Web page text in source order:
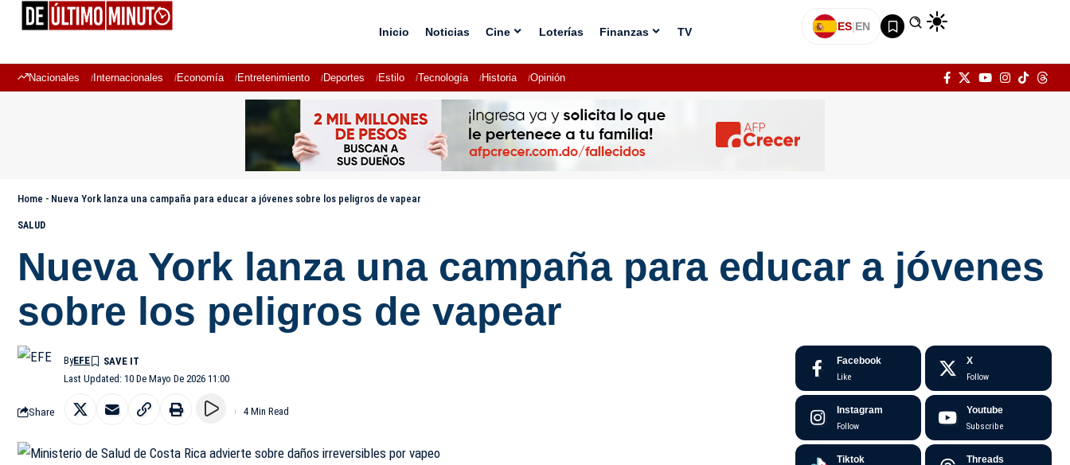
Inicio Noticias Cine Loterías Finanzas TV ES|EN
Nacionales Internacionales Economía Entretenimiento Deportes Estilo Tecnología Historia Opinión
Home - Nueva York lanza una campaña para educar a jóvenes sobre los peligros de vapear
SALUD
Nueva York lanza una campaña para educar a jóvenes
sobre los peligros de vapear
Last Updated: 10 De Mayo De 2026 11:00
ByEFE
Share 4 Min Read
Facebook
Like
X
Follow
Instagram
Follow
Youtube
Subscribe
Tiktok Threads